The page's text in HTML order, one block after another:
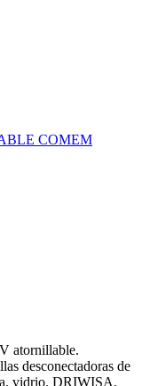
COMEM
atornillable.
desconectadoras de
vidrio. DRIWISA,